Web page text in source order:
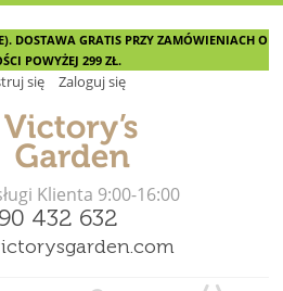
DOSTAWA GRATIS PRZY ZAMÓWIENIACH O
POWYŻEJ 299 ZŁ.
się Zaloguj się
Klienta 9:00-16:00
432 632